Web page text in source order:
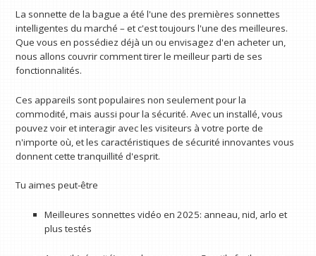
La sonnette de la bague a été l'une des premières sonnettes
intelligentes du marché – et c'est toujours l'une des meilleures.
Que vous en possédiez déjà un ou envisagez d'en acheter un,
nous allons couvrir comment tirer le meilleur parti de ses
fonctionnalités.
Ces appareils sont populaires non seulement pour la
commodité, mais aussi pour la sécurité. Avec un installé, vous
pouvez voir et interagir avec les visiteurs à votre porte de
n'importe où, et les caractéristiques de sécurité innovantes vous
donnent cette tranquillité d'esprit.
Tu aimes peut-être
Meilleures sonnettes vidéo en 2025: anneau, nid, arlo et
plus testés